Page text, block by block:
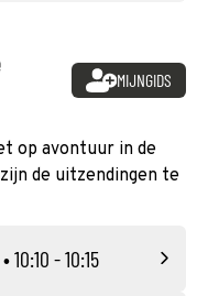
MIJNGIDS
op avontuur in de
de uitzendingen te
• 10:10 - 10:15